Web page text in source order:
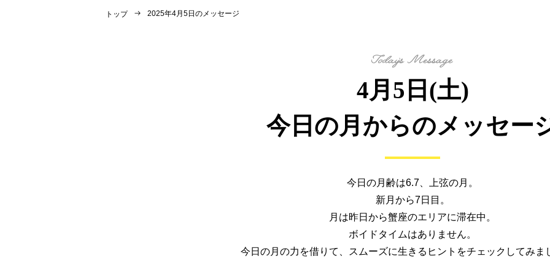
トップ 2025年4月5日のメッセージ
4月5日(土)
今日の月からのメッセー
今日の月齢は6.7、上弦の月。
新月から7日目。
月は昨日から蟹座のエリアに滞在中。
ボイドタイムはありません。
今日の月の力を借りて、
スムーズに生きるヒントをチェックしてみま